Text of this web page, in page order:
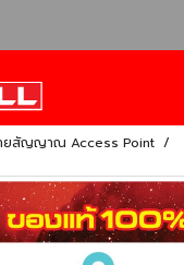
ยสัญญาณ Access Point